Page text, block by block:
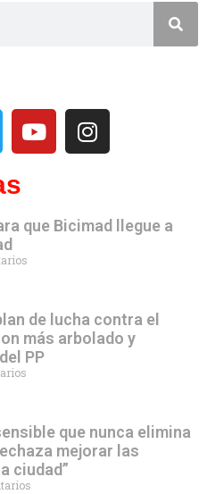
que Bicimad llegue a
de lucha contra el
más arbolado y
PP
que nunca elimina
mejorar las
ciudad”